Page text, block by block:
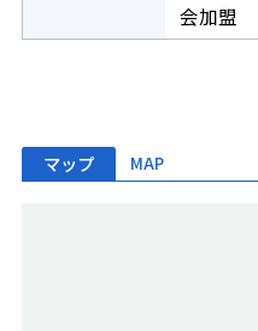
会加盟
マップ MAP